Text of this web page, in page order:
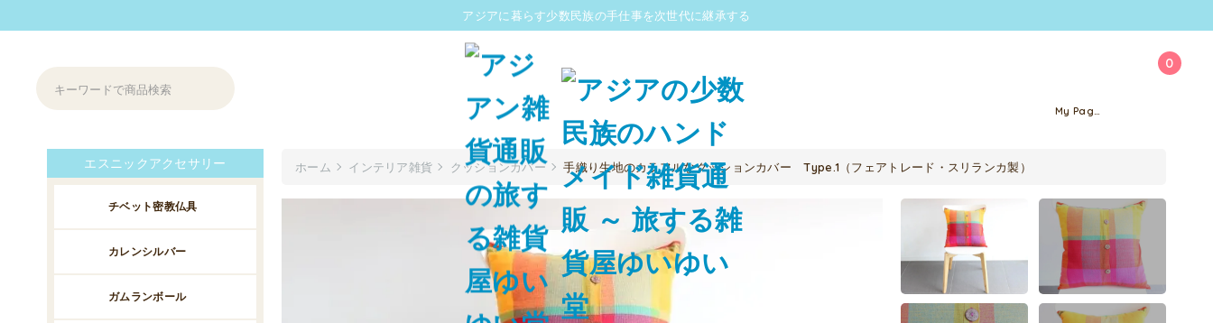
アジアに暮らす少数民族の手仕事を次世代に継承する
0
My Page
ホーム インテリア雑貨 クッションカバー 手織り生地のカラフルなクッションカバー Type.1（フェアトレード・スリランカ製）
エスニックアクセサリー
チベット密教仏具
カレンシルバー
ガムランボール